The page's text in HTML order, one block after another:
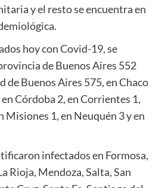
y el resto se encuentra en
hoy con Covid-19, se
de Buenos Aires 552
de Buenos Aires 575, en Chaco
Córdoba 2, en Corrientes 1,
Misiones 1, en Neuquén 3 y en
infectados en Formosa,
Rioja, Mendoza, Salta, San